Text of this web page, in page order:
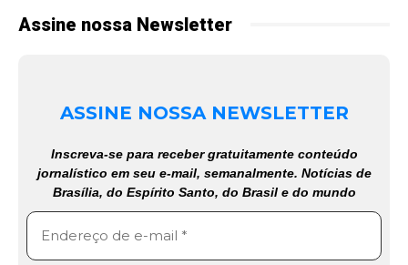
Assine nossa Newsletter
ASSINE NOSSA NEWSLETTER
Inscreva-se para receber gratuitamente conteúdo
jornalístico em seu e-mail, semanalmente. Notícias de
Brasília, do Espírito Santo, do Brasil e do mundo